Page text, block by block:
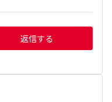
返信する